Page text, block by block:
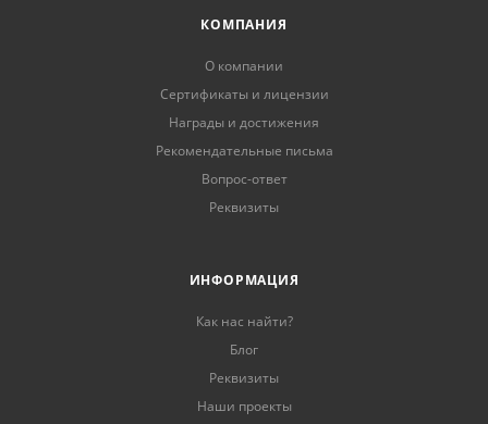
КОМПАНИЯ
О компании
Сертификаты и лицензии
Награды и достижения
Рекомендательные письма
Вопрос-ответ
Реквизиты
ИНФОРМАЦИЯ
Как нас найти?
Блог
Реквизиты
Наши проекты